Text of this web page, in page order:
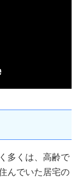
多くは、高齢で
んでいた居宅の